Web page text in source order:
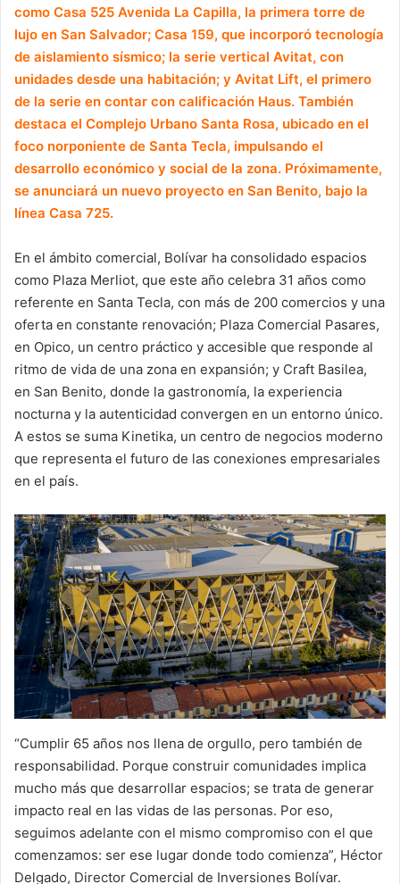
como Casa 525 Avenida La Capilla, la primera torre de
lujo en San Salvador; Casa 159, que incorporó tecnología
de aislamiento sísmico; la serie vertical Avitat, con
unidades desde una habitación; y Avitat Lift, el primero
de la serie en contar con calificación Haus. También
destaca el Complejo Urbano Santa Rosa, ubicado en el
foco norponiente de Santa Tecla, impulsando el
desarrollo económico y social de la zona. Próximamente,
se anunciará un nuevo proyecto en San Benito, bajo la
línea Casa 725.
En el ámbito comercial, Bolívar ha consolidado espacios
como Plaza Merliot, que este año celebra 31 años como
referente en Santa Tecla, con más de 200 comercios y una
oferta en constante renovación; Plaza Comercial Pasares,
en Opico, un centro práctico y accesible que responde al
ritmo de vida de una zona en expansión; y Craft Basilea,
en San Benito, donde la gastronomía, la experiencia
nocturna y la autenticidad convergen en un entorno único.
A estos se suma Kinetika, un centro de negocios moderno
que representa el futuro de las conexiones empresariales
en el país.
“Cumplir 65 años nos llena de orgullo, pero también de
responsabilidad. Porque construir comunidades implica
mucho más que desarrollar espacios; se trata de generar
impacto real en las vidas de las personas. Por eso,
seguimos adelante con el mismo compromiso con el que
comenzamos: ser ese lugar donde todo comienza”, Héctor
Delgado, Director Comercial de Inversiones Bolívar.